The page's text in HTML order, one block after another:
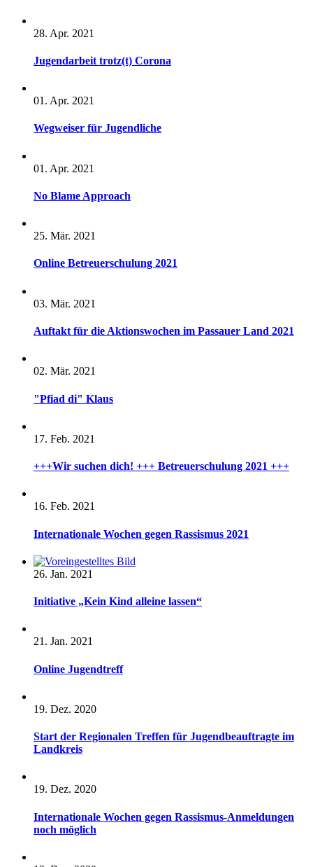
28. Apr. 2021
Jugendarbeit trotz(t) Corona
01. Apr. 2021
Wegweiser für Jugendliche
01. Apr. 2021
No Blame Approach
25. Mär. 2021
Online Betreuerschulung 2021
03. Mär. 2021
Auftakt für die Aktionswochen im Passauer Land 2021
02. Mär. 2021
"Pfiad di" Klaus
17. Feb. 2021
+++Wir suchen dich! +++ Betreuerschulung 2021 +++
16. Feb. 2021
Internationale Wochen gegen Rassismus 2021
26. Jan. 2021
Initiative „Kein Kind alleine lassen“
21. Jan. 2021
Online Jugendtreff
19. Dez. 2020
Start der Regionalen Treffen für Jugendbeauftragte im
Landkreis
19. Dez. 2020
Internationale Wochen gegen Rassismus-Anmeldungen
noch möglich